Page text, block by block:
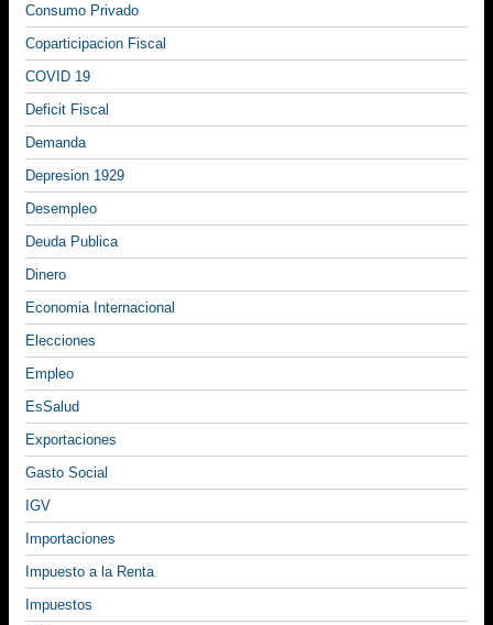
Consumo Privado
Coparticipacion Fiscal
COVID 19
Deficit Fiscal
Demanda
Depresion 1929
Desempleo
Deuda Publica
Dinero
Economia Internacional
Elecciones
Empleo
EsSalud
Exportaciones
Gasto Social
IGV
Importaciones
Impuesto a la Renta
Impuestos